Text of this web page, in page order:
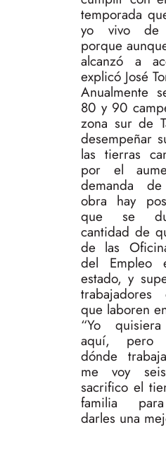
temporada
yo vivo de
porque
alcanzó a
explicó José
Anualmente
80 y 90
zona sur de
desempeñar
las tierras
por el
demanda
obra hay
que se
cantidad de
de las
del Empleo
estado, y
que laboren
“Yo
aquí, pero
dónde
me voy
sacrifico el
familia
darles una